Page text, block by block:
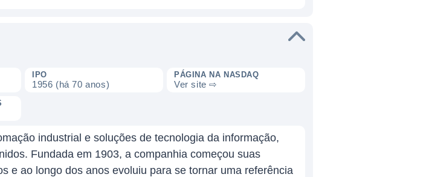
IPO
1956 (há 70 anos)
PÁGINA NA NASDAQ
Ver site ⇨
industrial e soluções de tecnologia da informação,
Fundada em 1903, a companhia começou suas
e ao longo dos anos evoluiu para se tornar uma referência